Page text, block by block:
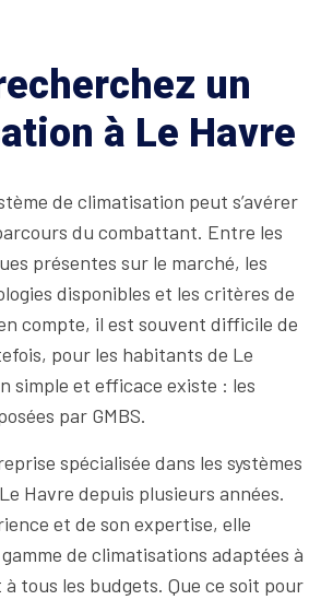
un
à Le Havre
de climatisation peut s’avérer
du combattant. Entre les
présentes sur le marché, les
disponibles et les critères de
compte, il est souvent difficile de
pour les habitants de Le
simple et efficace existe : les
par GMBS.
spécialisée dans les systèmes
Havre depuis plusieurs années.
et de son expertise, elle
de climatisations adaptées à
tous les budgets. Que ce soit pour